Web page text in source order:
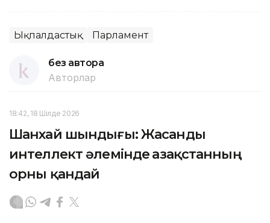
Ықпалдастық Парламент
без автора
Авторлар
18:42, 18 Шілде 2026
Шанхай шындығы: Жасанды
интеллект әлемінде Қазақстанның
орны қандай